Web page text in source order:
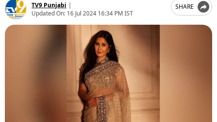
TV9 Punjabi |
Updated On: 16 Jul 2024 16:34 PM IST
SHARE